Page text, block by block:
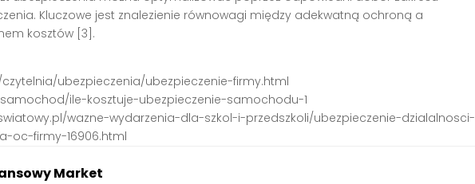
Kluczowe jest znalezienie równowagi między adekwatną ochroną a
kosztów [3].
ubezpieczenia/ubezpieczenie-firmy.html
ile-kosztuje-ubezpieczenie-samochodu-1
wazne-wydarzenia-dla-szkol-i-przedszkoli/ubezpieczenie-dzialalnosci-
oc-firmy-16906.html
Market